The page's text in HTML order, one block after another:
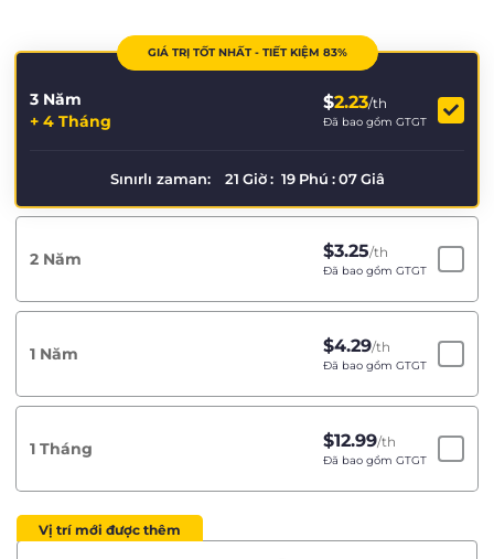
GIÁ TRỊ TỐT NHẤT - TIẾT KIỆM 83%
3 Năm
+ 4 Tháng
$2.23/th
Đã bao gồm GTGT
Sınırlı zaman: 21 Giờ : 19 Phú : 07 Giâ
2 Năm $3.25/th
Đã bao gồm GTGT
1 Năm $4.29/th
Đã bao gồm GTGT
1 Tháng $12.99/th
Đã bao gồm GTGT
Vị trí mới được thêm